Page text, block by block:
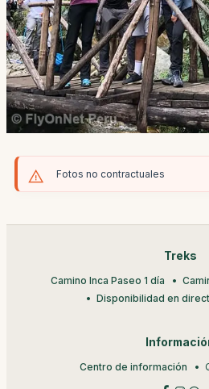
Fotos no contractuales
Treks
Camino Inca Paseo 1 día
Disponibilidad en
Centro de información